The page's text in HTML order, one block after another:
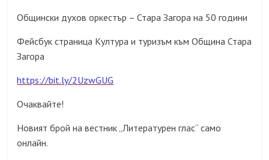
Общински духов оркестър – Стара Загора на 50 години
Фейсбук страница Култура и туризъм към Община Стара
Загора
https://bit.ly/2UzwGUG
Очаквайте!
Новият брой на вестник „Литературен глас“ само
онлайн.